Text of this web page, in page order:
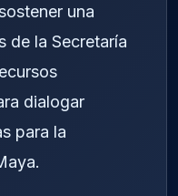
una
de la Secretaría
dialogar
para la